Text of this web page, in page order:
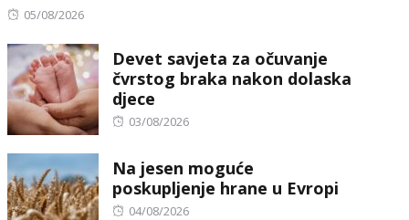
Posted
05/08/2026
Devet savjeta za očuvanje
čvrstog braka nakon dolaska
djece
Posted
03/08/2026
Na jesen moguće
poskupljenje hrane u Evropi
Posted
04/08/2026